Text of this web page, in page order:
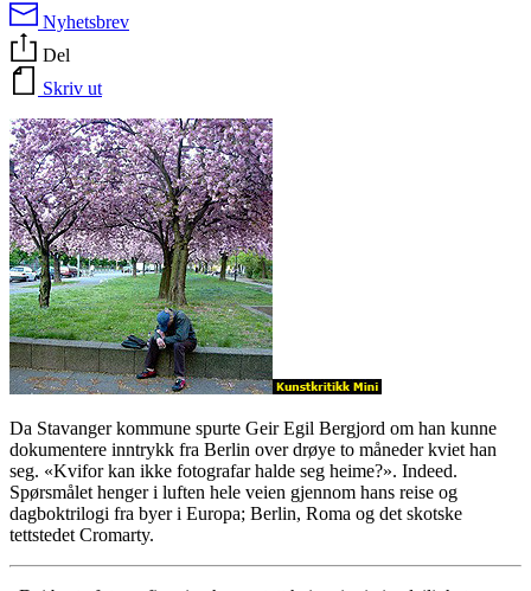
Nyhetsbrev
Del
Skriv ut
Da Stavanger kommune spurte Geir Egil Bergjord om han kunne
dokumentere inntrykk fra Berlin over drøye to måneder kviet han
seg. «Kvifor kan ikke fotografar halde seg heime?». Indeed.
Spørsmålet henger i luften hele veien gjennom hans reise og
dagboktrilogi fra byer i Europa; Berlin, Roma og det skotske
tettstedet Cromarty.